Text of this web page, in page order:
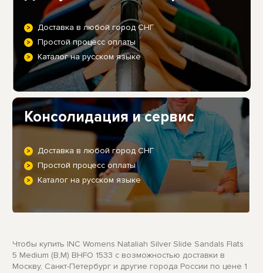
Доставка в любой город СНГ
Простой процесс оплаты
Каталог на русском языке
Консолидация и сервис
Доставка в любой город СНГ
Простой процесс оплаты
Каталог на русском языке
Чтобы купить INC Womens Nataliah Silver Slide Sandals Flats
5 Medium (B,M) BHFO 1533 с возможностью доставки в
Москву, Санкт-Петербург и другие города России по цене 1